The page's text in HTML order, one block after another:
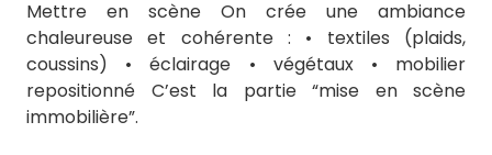
Mettre en scène On crée une ambiance
chaleureuse et cohérente : • textiles (plaids,
coussins) • éclairage • végétaux • mobilier
repositionné C’est la partie “mise en scène
immobilière”.